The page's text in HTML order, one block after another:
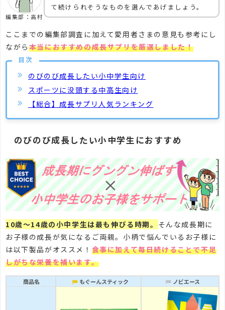
編集部：高村
て続けられそうなものを選んであげましょう。
ここまでの編集部調査に加えて愛用者さまの意見も参考にし
ながら 本当におすすめの成長サプリを厳選しました！
目次
のびのび成長したい小中学生向け
スポーツに没頭する中高生向け
【総合】成長サプリ人気ランキング
のびのび成長したい小中学生におすすめ
10歳～14歳の小中学生は最も伸びる時期。 そんな成長期に
お子様の成長が気になるご両親。小柄で悩んでいるお子様に
は以下製品がオススメ！ 食事に加えて毎日続けることで不足
しがちな栄養を補います。
商品名 もぐーんスティック ノビエース